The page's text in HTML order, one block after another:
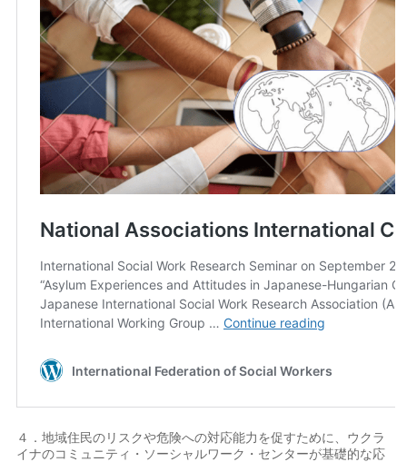
４．地域住民のリスクや危険への対応能力を促すために、ウクラ
イナのコミュニティ・ソーシャルワーク・センターが基礎的な応